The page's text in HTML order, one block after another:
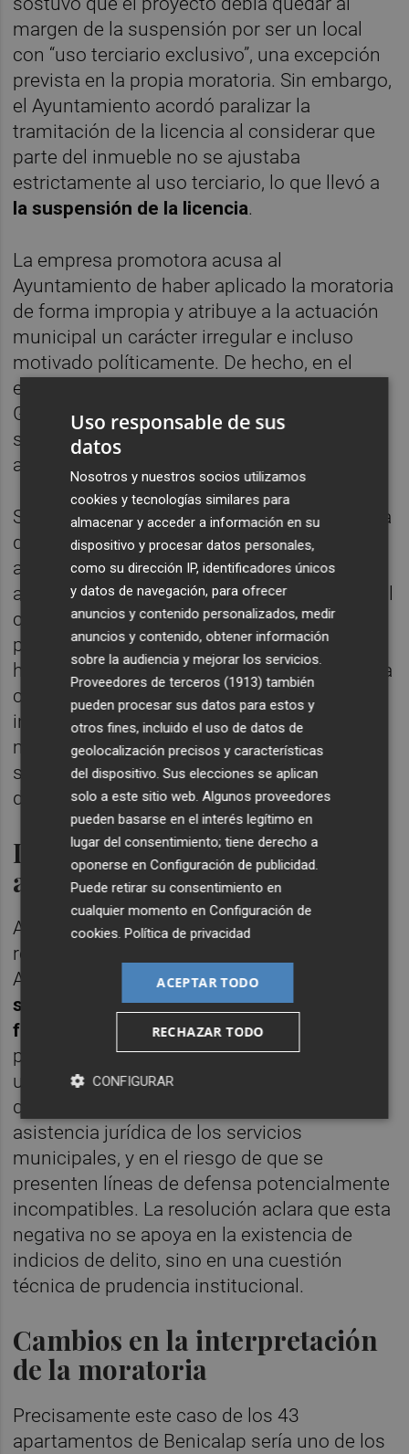
margen de la suspensión por ser un local
con “uso terciario exclusivo”, una excepción
prevista en la propia moratoria. Sin embargo,
el Ayuntamiento acordó paralizar la
tramitación de la licencia al considerar que
parte del inmueble no se ajustaba
estrictamente al uso terciario, lo que llevó a
la suspensión de la licencia.
La empresa promotora acusa al
Ayuntamiento de haber aplicado la moratoria
de forma impropia y atribuye a la actuación
municipal un carácter irregular e incluso
motivado políticamente. De hecho, en el
escrito aportan declaraciones públicas de
Giner para justificar una
supuesta "animadversión política feroz" a la
apertura de viviendas de uso turístico.
Sin embargo, tras un estudio preliminar de la
querella, la Asesoría Jurídica municipal
afirma expresamente que no aprecia "indicio
alguno de criminalidad" y que la acción penal
carece "de una mínima solidez". Este
posicionamiento implica que, si bien puede
haber discusión técnica y normativa en la vía
contencioso-administrativa sobre la
interpretación de la moratoria, no existe -al
menos en esta fase- una base firme para
sostener que los hechos constituyan un
delito penal.
Desestima la petición de
asistencia jurídica
A pesar de esta valoración favorable
respecto a la falta de indicios delictivos, el
Ayuntamiento decidiódesestimar la
solicitud de asistencia jurídica municipal
formulada por Ginerpara su defensa en el
procedimiento penal. La negativa se basa en
una posible colisión de intereses con otro
querellado, un jefe de servicio que sí obtuvo
asistencia jurídica de los servicios
municipales, y en el riesgo de que se
presenten líneas de defensa potencialmente
incompatibles. La resolución aclara que esta
negativa no se apoya en la existencia de
indicios de delito, sino en una cuestión
técnica de prudencia institucional.
Cambios en la interpretación
de la moratoria
Precisamente este caso de los 43
apartamentos de Benicalap sería uno de los
Uso responsable de sus
datos
Nosotros y nuestros socios utilizamos
cookies y tecnologías similares para
almacenar y acceder a información en su
dispositivo y procesar datos personales,
como su dirección IP, identificadores únicos
y datos de navegación, para ofrecer
anuncios y contenido personalizados, medir
anuncios y contenido, obtener información
sobre la audiencia y mejorar los servicios.
Proveedores de terceros (1913) también
pueden procesar sus datos para estos y
otros fines, incluido el uso de datos de
geolocalización precisos y características
del dispositivo. Sus elecciones se aplican
solo a este sitio web. Algunos proveedores
pueden basarse en el interés legítimo en
lugar del consentimiento; tiene derecho a
oponerse enConfiguración de publicidad
Puede retirar su consentimiento en
cualquier momento enConfiguración de
cookies .Política de privacidad
ACEPTAR TODO
RECHAZAR TODO
CONFIGURAR